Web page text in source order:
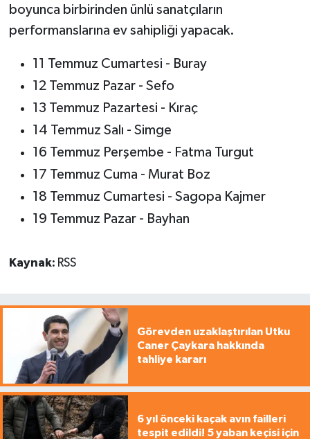
boyunca birbirinden ünlü sanatçıların
performanslarına ev sahipliği yapacak.
11 Temmuz Cumartesi - Buray
12 Temmuz Pazar - Sefo
13 Temmuz Pazartesi - Kıraç
14 Temmuz Salı - Simge
16 Temmuz Perşembe - Fatma Turgut
17 Temmuz Cuma - Murat Boz
18 Temmuz Cumartesi - Sagopa Kajmer
19 Temmuz Pazar - Bayhan
Kaynak: RSS
Görevden uzaklaştırılan Utku
Caner Çaykara hakkında
tahliye kararı
6 yıl önceki kaçak avın failleri
tespit edildi! 5 yaban keçisi için